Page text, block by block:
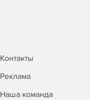
Контакты
Реклама
Наша команда